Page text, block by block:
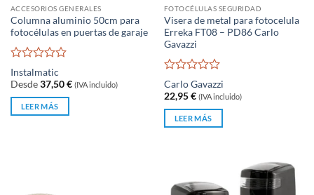
ACCESORIOS GENERALES
Columna aluminio 50cm para
fotocélulas en puertas de garaje
Valorado
con
0
5
Instalmatic
Desde 37,50€ (IVA incluido)
LEER MÁS
FOTOCÉLULAS SEGURIDAD
Visera de metal para fotocelula
Erreka FT08 – PD86 Carlo
Gavazzi
Valorado
con
0
5
Carlo Gavazzi
22,95€ (IVA incluido)
LEER MÁS